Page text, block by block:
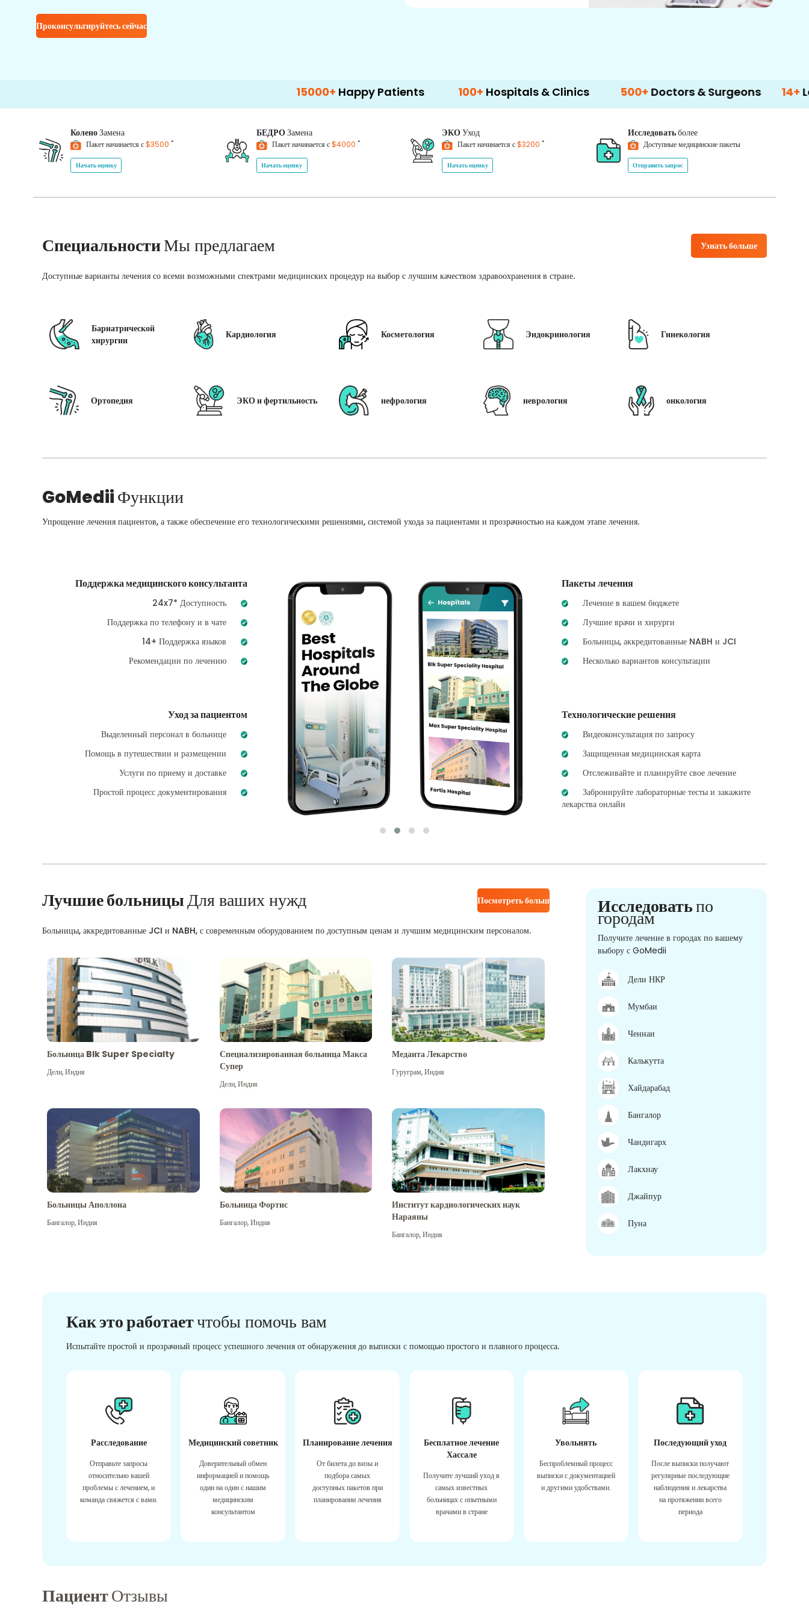
Проконсультируйтесь сейчас
Happy Patients 100+Hospitals & Clinics 500+Doctors & Surgeons 14+Language
КоленоЗамена
Пакет начинается с$3500 *
Начать оценку
БЕДРОЗамена
Пакет начинается с$4000 *
Начать оценку
ЭКОУход
Пакет начинается с$3200 *
Начать оценку
Исследоватьболее
Доступные медицинские пакеты
Отправить запрос
СпециальностиМы предлагаем Узнать больше
Доступные варианты лечения со всеми возможными спектрами медицинских процедур на выбор с лучшим качеством здравоохранения в стране.
Бариатрической
хирургии
Кардиология Косметология Эндокринология Гинекология
Ортопедия ЭКО и фертильность нефрология неврология онкология
GoMediiФункции
Упрощение лечения пациентов, а также обеспечение его технологическими решениями, системой ухода за пациентами и прозрачностью на каждом этапе лечения.
Поддержка медицинского консультанта
24x7* Доступность
Поддержка по телефону и в чате
14+ Поддержка языков
Рекомендации по лечению
Уход за пациентом
Выделенный персонал в больнице
Помощь в путешествии и размещении
Услуги по приему и доставке
Простой процесс документирования
Пакеты лечения
Лечение в вашем бюджете
Лучшие врачи и хирурги
Больницы, аккредитованные NABH и JCI
Несколько вариантов консультации
Технологические решения
Видеоконсультация по запросу
Защищенная медицинская карта
Отслеживайте и планируйте свое лечение
Забронируйте лабораторные тесты и закажите
лекарства онлайн
Лучшие больницыДля ваших нужд Посмотреть больше
Больницы, аккредитованные JCI и NABH, с современным оборудованием по доступным ценам и лучшим медицинским персоналом.
Больница Blk Super Specialty
Дели,Индия
Специализированная больница Макса
Супер
Дели,Индия
Меданта Лекарство
Гуруграм,Индия
Больницы Аполлона
Бангалор,Индия
Больница Фортис
Бангалор,Индия
Институт кардиологических наук
Нараяны
Бангалор,Индия
Исследоватьпо
городам
Получите лечение в городах по вашему
выбору с GoMedii
Дели НКР
Мумбаи
Ченнаи
Калькутта
Хайдарабад
Бангалор
Чандигарх
Лакхнау
Джайпур
Пуна
Как это работаетчтобы помочь вам
Испытайте простой и прозрачный процесс успешного лечения от обнаружения до выписки с помощью простого и плавного процесса.
Расследование
Отправьте запросы
относительно вашей
проблемы с лечением, и
команда свяжется с вами.
Медицинский советник
Доверительный обмен
информацией и помощь
один на один с нашим
медицинским
консультантом
Планирование лечения
От билета до визы и
подбора самых
доступных пакетов при
планировании лечения
Бесплатное лечение
Хассале
Получите лучший уход в
самых известных
больницах с опытными
врачами в стране
Увольнять
Беспроблемный процесс
выписки с документацией
и другими удобствами.
Последующий уход
После выписки получают
регулярные последующие
наблюдения и лекарства
на протяжении всего
периода
ПациентОтзывы